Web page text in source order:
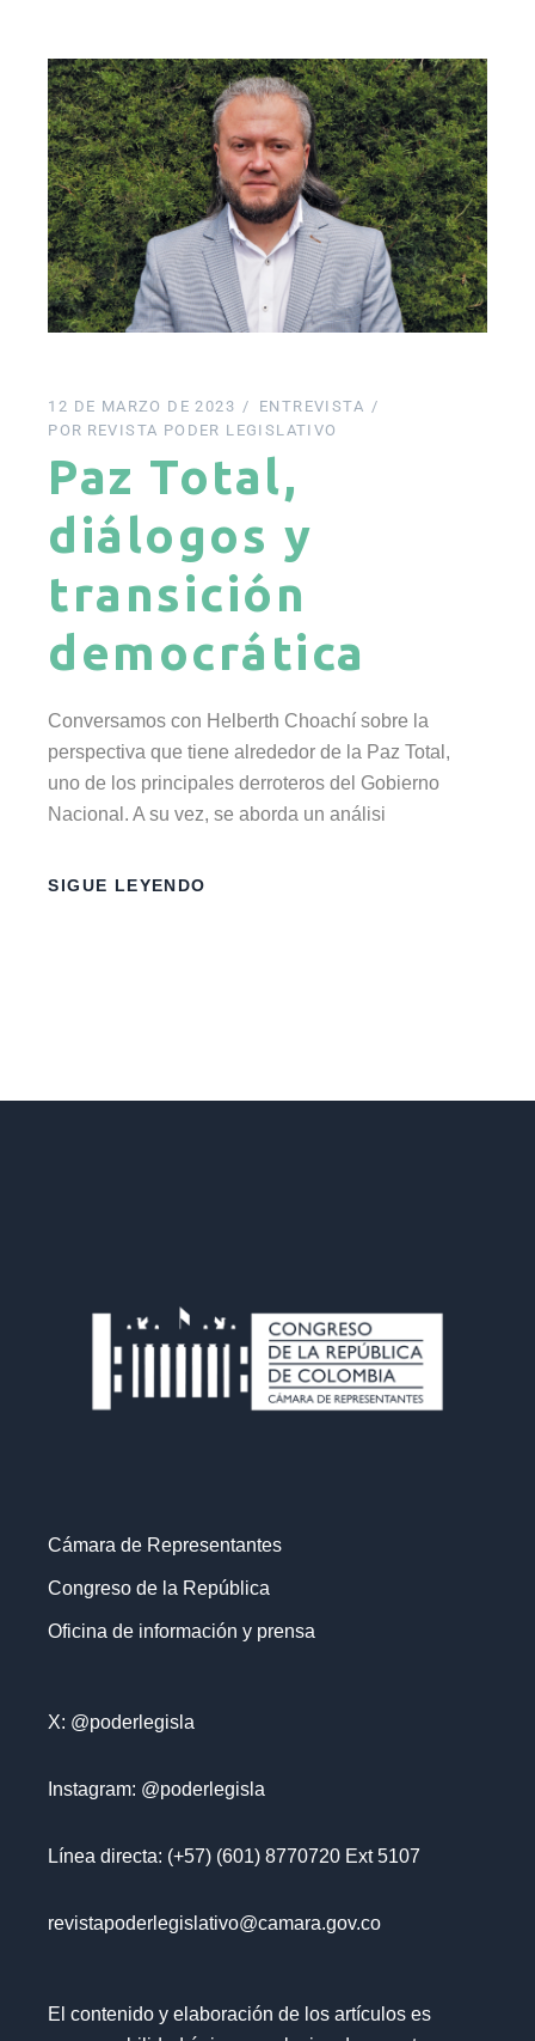
12 DE MARZO DE 2023
ENTREVISTA
POR REVISTA PODER LEGISLATIVO
Paz Total,
diálogos y
transición
democrática
Conversamos con Helberth Choachí sobre la
perspectiva que tiene alrededor de la Paz Total,
uno de los principales derroteros del Gobierno
Nacional. A su vez, se aborda un análisi
SIGUE LEYENDO
Cámara de Representantes
Congreso de la República
Oficina de información y prensa
X: @poderlegisla
Instagram: @poderlegisla
Línea directa: (+57) (601) 8770720 Ext 5107
revistapoderlegislativo@camara.gov.co
El contenido y elaboración de los artículos es